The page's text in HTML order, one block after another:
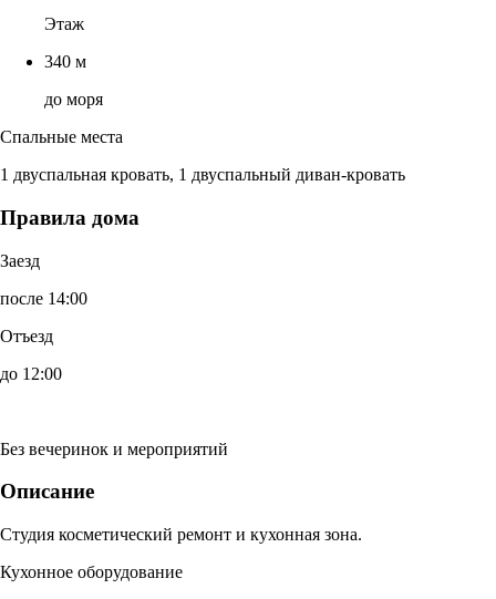
Этаж
340 м
до моря
Спальные места
1 двуспальная кровать, 1 двуспальный диван-кровать
Правила дома
Заезд
после 14:00
Отъезд
до 12:00
Без вечеринок и мероприятий
Описание
Студия косметический ремонт и кухонная зона.
Кухонное оборудование